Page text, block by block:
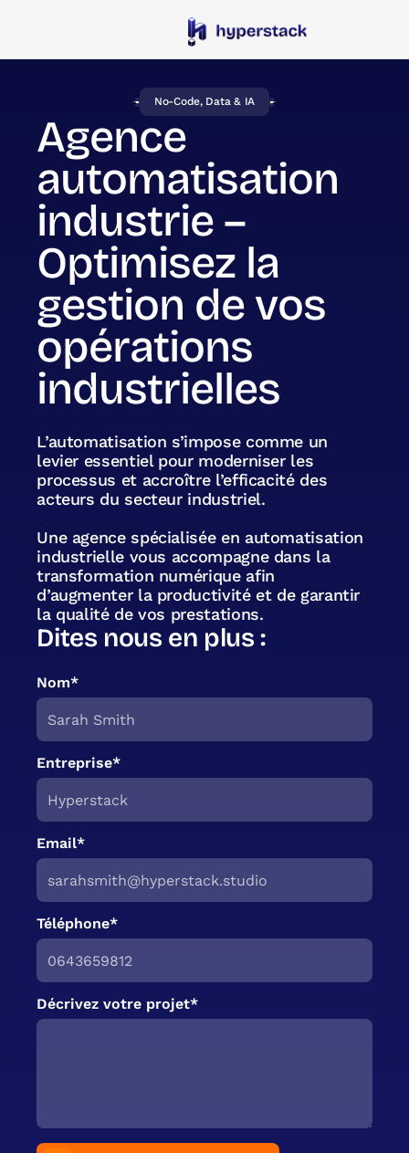
No-Code, Data & IA
Agence
automatisation
industrie –
Optimisez la
gestion de vos
opérations
industrielles
L’automatisation s’impose comme un
levier essentiel pour moderniser les
processus et accroître l’efficacité des
acteurs du secteur industriel.
Une agence spécialisée en automatisation
industrielle vous accompagne dans la
transformation numérique afin
d’augmenter la productivité et de garantir
la qualité de vos prestations.
Dites nous en plus :
Nom*
Entreprise*
Email*
Téléphone*
Décrivez votre projet*